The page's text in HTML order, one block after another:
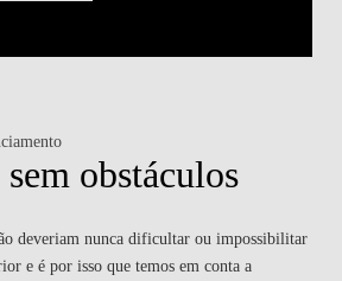
obstáculos
deveriam nunca dificultar ou impossibilitar
e é por isso que temos em conta a